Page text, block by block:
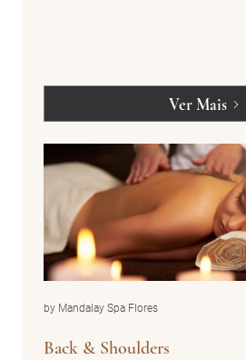
Ver Mais
by Mandalay Spa Flores
Back & Shoulders